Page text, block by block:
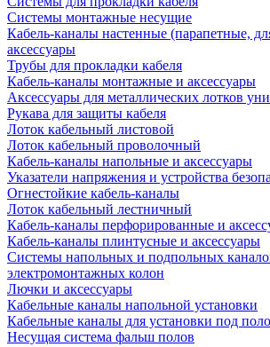
Системы монтажные несущие
Кабель-каналы настенные (парапетные,
аксессуары
Трубы для прокладки кабеля
Кабель-каналы монтажные и аксессуары
Аксессуары для металлических лотков
Рукава для защиты кабеля
Лоток кабельный листовой
Лоток кабельный проволочный
Кабель-каналы напольные и аксессуары
Указатели напряжения и устройства
Огнестойкие кабель-каналы
Лоток кабельный лестничный
Кабель-каналы перфорированные и
Кабель-каналы плинтусные и аксессуары
Системы напольных и подпольных
электромонтажных колон
Лючки и аксессуары
Кабельные каналы напольной установки
Кабельные каналы для установки под
Несущая система фальш полов